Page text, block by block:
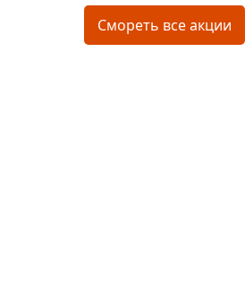
Смореть все акции